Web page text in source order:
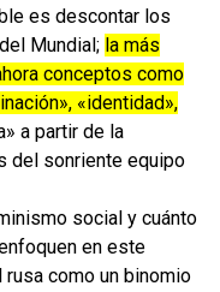
es descontar los
Mundial; la más
conceptos como
«identidad»,
a partir de la
del sonriente equipo
social y cuánto
en este
como un binomio